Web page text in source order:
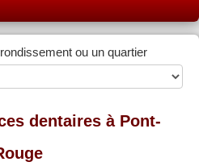
ou un quartier
dentaires à Pont-